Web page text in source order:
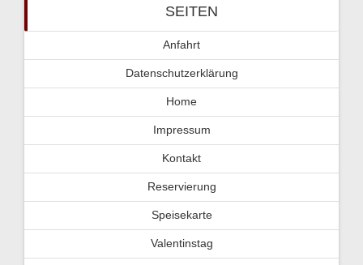
SEITEN
Anfahrt
Datenschutzerklärung
Home
Impressum
Kontakt
Reservierung
Speisekarte
Valentinstag